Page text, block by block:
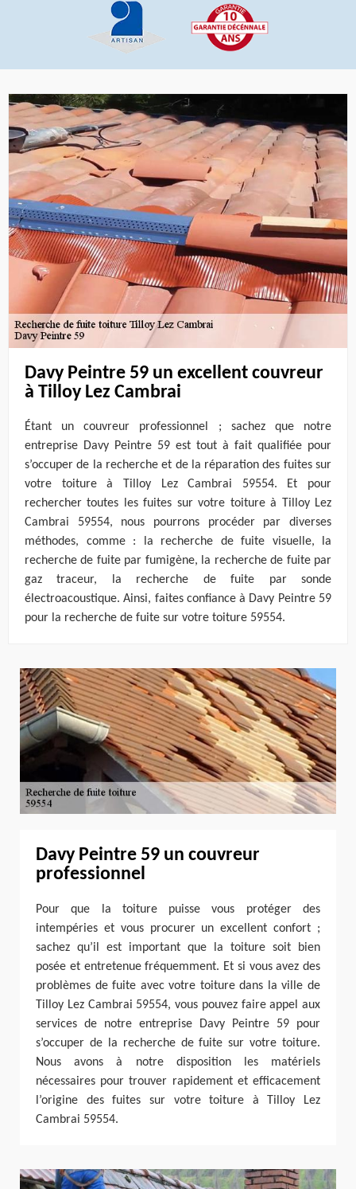
Davy Peintre 59 un excellent couvreur
à Tilloy Lez Cambrai
Étant un couvreur professionnel ; sachez que notre
entreprise Davy Peintre 59 est tout à fait qualifiée pour
s’occuper de la recherche et de la réparation des fuites sur
votre toiture à Tilloy Lez Cambrai 59554. Et pour
rechercher toutes les fuites sur votre toiture à Tilloy Lez
Cambrai 59554, nous pourrons procéder par diverses
méthodes, comme : la recherche de fuite visuelle, la
recherche de fuite par fumigène, la recherche de fuite par
gaz traceur, la recherche de fuite par sonde
électroacoustique. Ainsi, faites confiance à Davy Peintre 59
pour la recherche de fuite sur votre toiture 59554.
Davy Peintre 59 un couvreur
professionnel
Pour que la toiture puisse vous protéger des
intempéries et vous procurer un excellent confort ;
sachez qu’il est important que la toiture soit bien
posée et entretenue fréquemment. Et si vous avez des
problèmes de fuite avec votre toiture dans la ville de
Tilloy Lez Cambrai 59554, vous pouvez faire appel aux
services de notre entreprise Davy Peintre 59 pour
s’occuper de la recherche de fuite sur votre toiture.
Nous avons à notre disposition les matériels
nécessaires pour trouver rapidement et efficacement
l’origine des fuites sur votre toiture à Tilloy Lez
Cambrai 59554.